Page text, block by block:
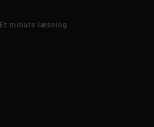
Et minuts læsning